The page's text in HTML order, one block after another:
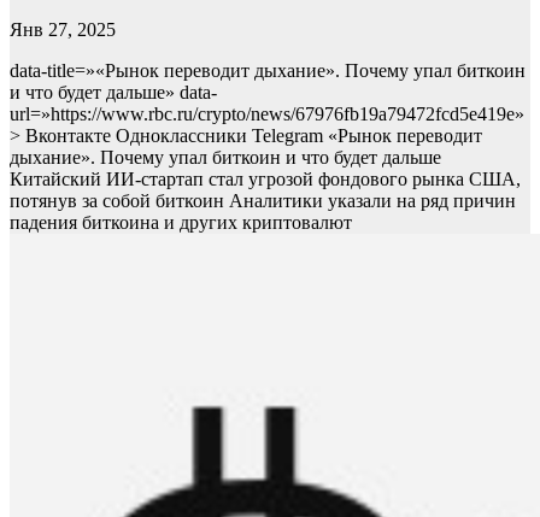
Янв 27, 2025
data-title=»«Рынок переводит дыхание». Почему упал биткоин
и что будет дальше» data-
url=»https://www.rbc.ru/crypto/news/67976fb19a79472fcd5e419e»
> Вконтакте Одноклассники Telegram «Рынок переводит
дыхание». Почему упал биткоин и что будет дальше
Китайский ИИ-стартап стал угрозой фондового рынка США,
потянув за собой биткоин Аналитики указали на ряд причин
падения биткоина и других криптовалют